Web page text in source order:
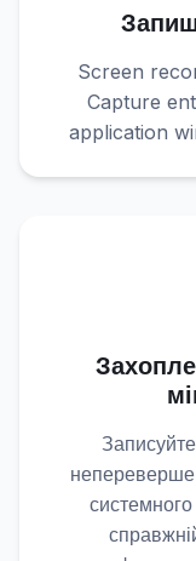
Screen
Capture
application